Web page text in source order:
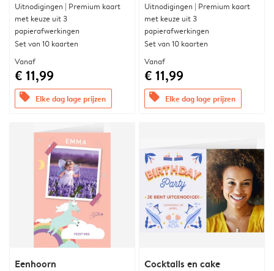
Uitnodigingen | Premium kaart
met keuze uit 3
papierafwerkingen
Set van 10 kaarten
Vanaf
€ 11,99
offers Elke dag lage prijzen
Uitnodigingen | Premium kaart
met keuze uit 3
papierafwerkingen
Set van 10 kaarten
Vanaf
€ 11,99
offers Elke dag lage prijzen
Eenhoorn Cocktails en cake